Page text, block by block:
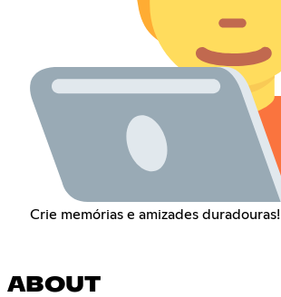
Crie memórias e amizades duradouras!
ABOUT